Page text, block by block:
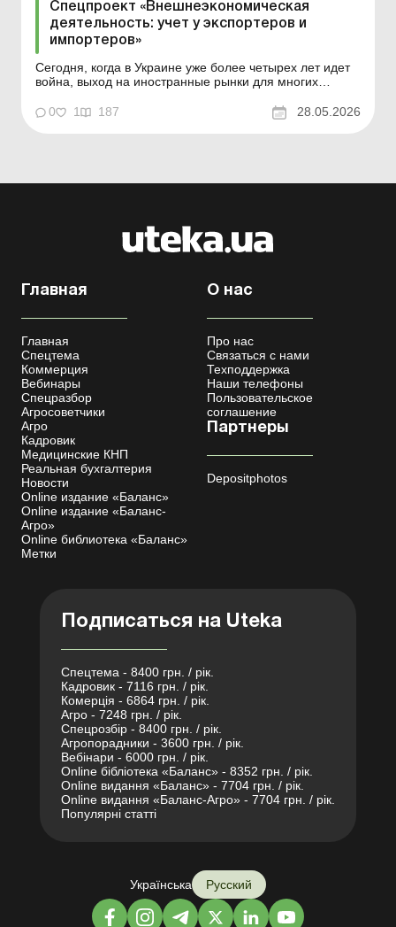
Спецпроект «Внешнеэкономическая
деятельность: учет у экспортеров и
импортеров»
Сегодня, когда в Украине уже более четырех лет идет
война, выход на иностранные рынки для многих
занимаются импортом, закупая необходимые товары,
сырье, оборудование, которые не производятся в
0 1 187 28.05.2026
Главная
Главная
Спецтема
Коммерция
Вебинары
Спецразбор
Агросоветчики
Агро
Кадровик
Медицинские КНП
Реальная бухгалтерия
Новости
Online издание «Баланс»
Online издание «Баланс-
Агро»
Online библиотека «Баланс»
Метки
О нас
Про нас
Связаться с нами
Техподдержка
Наши телефоны
Пользовательское
соглашение
Партнеры
Depositphotos
Подписаться на Uteka
Спецтема - 8400 грн. / рік.
Кадровик - 7116 грн. / рік.
Комерція - 6864 грн. / рік.
Агро - 7248 грн. / рік.
Спецрозбір - 8400 грн. / рік.
Агропорадники - 3600 грн. / рік.
Вебінари - 6000 грн. / рік.
Online бібліотека «Баланс» - 8352 грн. / рік.
Online видання «Баланс» - 7704 грн. / рік.
Online видання «Баланс-Агро» - 7704 грн. / рік.
Популярні статті
Українська Русский